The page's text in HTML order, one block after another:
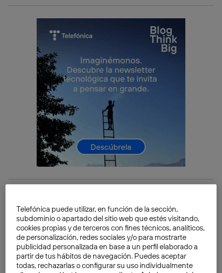
más alta de lo que se pensaba
Lavida útilde los paneles solares es una de las
cuestiones que más preocupan a los usuarios que
deciden instalarlos. El alto precio de esta tecnología
exige eficiencia, durabilidad y también un ahorro
Telefónica puede utilizar, en función de la sección,
subdominio o apartado del sitio web que estés visitando,
cookies propias y de terceros con fines técnicos, analíticos,
de personalización, redes sociales y/o para mostrarte
publicidad personalizada en base a un perfil elaborado a
partir de tus hábitos de navegación. Puedes aceptar
todas, rechazarlas o configurar su uso individualmente